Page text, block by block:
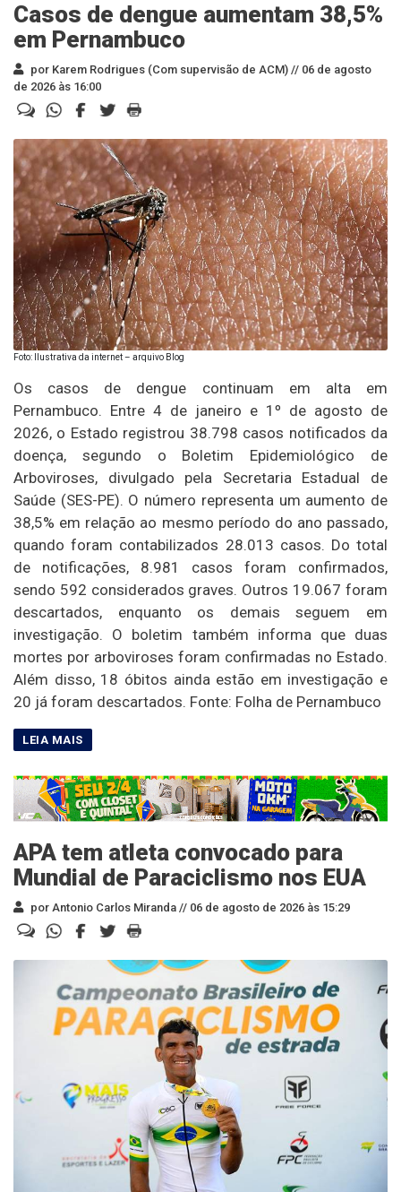
Casos de dengue aumentam 38,5%
em Pernambuco
por Karem Rodrigues (Com supervisão de ACM) // 06 de agosto
de 2026 às 16:00
Foto: Ilustrativa da internet – arquivo Blog
Os casos de dengue continuam em alta em
Pernambuco. Entre 4 de janeiro e 1º de agosto de
2026, o Estado registrou 38.798 casos notificados da
doença, segundo o Boletim Epidemiológico de
Arboviroses, divulgado pela Secretaria Estadual de
Saúde (SES-PE). O número representa um aumento de
38,5% em relação ao mesmo período do ano passado,
quando foram contabilizados 28.013 casos. Do total
de notificações, 8.981 casos foram confirmados,
sendo 592 considerados graves. Outros 19.067 foram
descartados, enquanto os demais seguem em
investigação. O boletim também informa que duas
mortes por arboviroses foram confirmadas no Estado.
Além disso, 18 óbitos ainda estão em investigação e
20 já foram descartados. Fonte: Folha de Pernambuco
APA tem atleta convocado para
Mundial de Paraciclismo nos EUA
por Antonio Carlos Miranda // 06 de agosto de 2026 às 15:29